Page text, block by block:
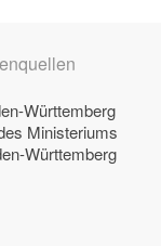
Württemberg
Ministeriums
Württemberg